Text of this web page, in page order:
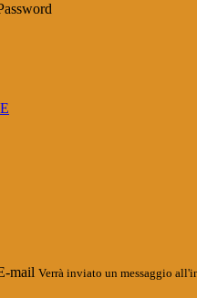
mail Verrà inviato un messaggio